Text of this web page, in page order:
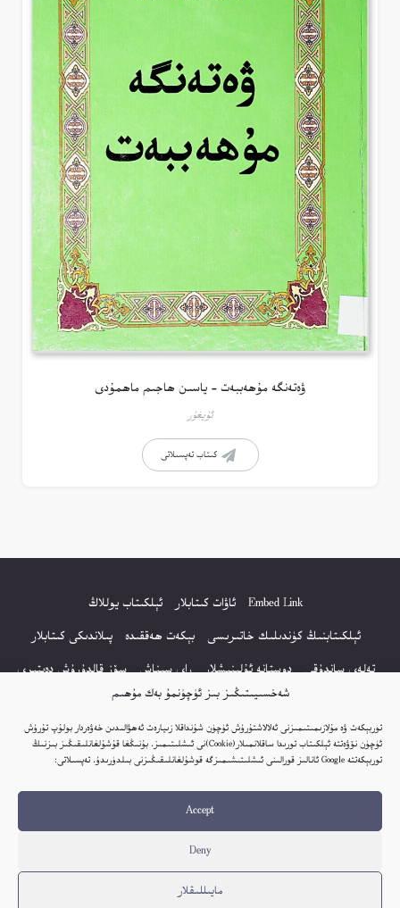
شەخسىيىتىڭىز بىز ئۈچۈنمۇ بەك مۇھىم
توربېكەت ۋە مۇلازىمىتىمىزنى ئەلالاشتۇرۇش ئۈچۈن شۇنداقلا زىيارەت ئەھۋالىدىن خەۋەردار بولۇپ تۇرۇش
ئۈچۈن نۆۋەتتە ئېلكىتاب تورىدا ساقلانمىلار(Cookie)نى ئىشلىتىمىز. بۇنىڭغا قۇشۇلغانلىقىڭىز بىزنىڭ
توربېكەتتە Google ئانالىز قورالىنى ئىشلىتىشىمىزگە قوشۇلغانلىقىڭىزنى بىلدۈرىدۇ. تەپسىلاتى:
Accept
Deny
مايىللىقلار
ۋەتەنگە مۇھەببەت – ياسىن ھاجىم ماھمۇدى
ئۇيغۇر
كىتاب تەپسىلاتى
Embed Link ئاۋات كىتابلار
ئېلكىتاب يوللاڭ
ئېلكىتابنىڭ كۈندىلىك خاتىرىسى
بېكەت ھەققىدە
پىلاندىكى كىتابلار
تەلەي ساندۇقى
دوستانە ئۇلىنىشلار راي سىناش
سۆز قالدۇرۇش دەپتىرى
كۆپ سورالغان سۇئاللار
كىتاب تىزىملىكى
مەخپىيەتلىك باياناتى
نەشىر ھوقۇقى باياناتى
© 2017-2026 تور بېكەتنىڭ بارلىق ھوقۇقى ئېلكىتاب تورى غا مەنسۇپ.
تور بېكەت ھەققىدە تەكلىپ - پىكىر بولسا، تۆۋەندىكى ئېلخەت ئارقىلىق بېكەت